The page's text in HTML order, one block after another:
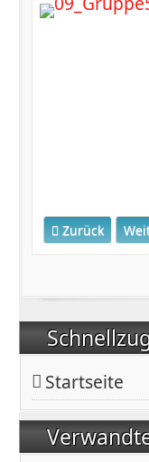
Startseite
Vorheriger
Zurück